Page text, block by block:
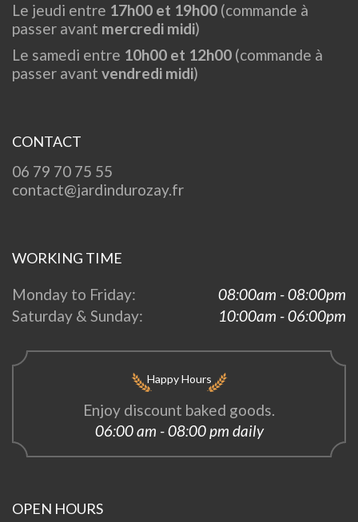
Le jeudi entre 17h00 et 19h00 (commande à
passer avant mercredi midi)
Le samedi entre 10h00 et 12h00 (commande à
passer avant vendredi midi)
CONTACT
06 79 70 75 55
contact@jardindurozay.fr
WORKING TIME
Monday to Friday:
08:00am - 08:00pm
Saturday & Sunday:
10:00am - 06:00pm
Happy Hours
Enjoy discount baked goods.
06:00 am - 08:00 pm daily
OPEN HOURS